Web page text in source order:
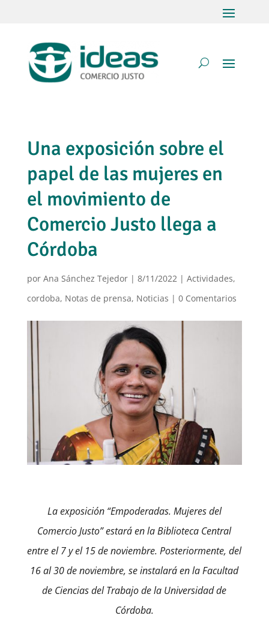
Una exposición sobre el
papel de las mujeres en
el movimiento de
Comercio Justo llega a
Córdoba
por Ana Sánchez Tejedor| 8/11/2022 | Actividades,
cordoba, Notas de prensa, Noticias | 0 Comentarios
La exposición “Empoderadas. Mujeres del
Comercio Justo” estará en la Biblioteca Central
entre el 7 y el 15 de noviembre. Posteriormente, del
16 al 30 de noviembre, se instalará en la Facultad
de Ciencias del Trabajo de la Universidad de
Córdoba.